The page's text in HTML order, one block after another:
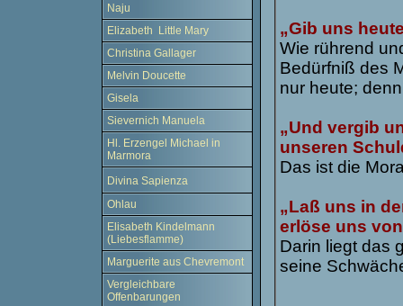
Naju
Elizabeth Little Mary
Christina Gallager
Melvin Doucette
Gisela
Sievernich Manuela
Hl. Erzengel Michael in
Marmora
Divina Sapienza
Ohlau
Elisabeth Kindelmann
(Liebesflamme)
Marguerite aus Chevremont
Vergleichbare
Offenbarungen
„Gib uns
Wie rührend
Bedürfniß des
nur heute;
„Und vergib
unseren
Das ist die
„Laß uns in
erlöse uns
Darin liegt das
seine